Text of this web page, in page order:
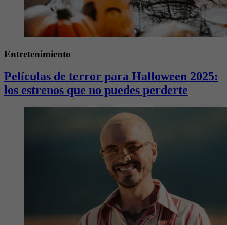
Entretenimiento
Películas de terror para Halloween 2025:
los estrenos que no puedes perderte